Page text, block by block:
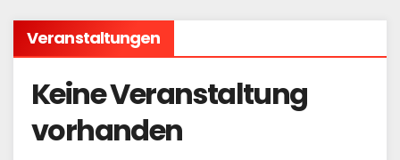
Beiträge
Veranstaltungen
Keine Veranstaltung
vorhanden